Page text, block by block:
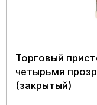
Торговый
четырьмя
(закрытый)